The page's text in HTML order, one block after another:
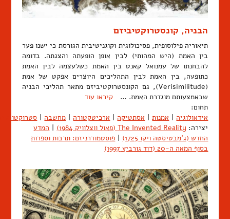
הבניה, קונסטרוקטיביזם
תיאוריה פילוסופית, פסיכולוגית וקוגניטיבית הגורסת כי ישנו פער
בין האמת (היש המהותי) לבין אופן הופעתה והצגתה. בדומה
להבחנתו של עמנואל קאנט בין האמת כשלעצמה לבין האמת
כתופעה, בין האמת לבין התהליכים היוצרים אפקט של אמת
(Verisimilitude), גם הקונסטרוקטיביזם מתאר תהליכי הבניה
שבאמצעותם מוגדרת האמת. … קיראו עוד
תחום:
אידאולוגיה
אמנות אסתטיקה ארכיטקטורה מחשבה
יצירה: The Invented Reality (פאול ווצלוויק 1984)
המדע
החדש (ג'מבטיסטה ויקו 1725)
פוסטמודרניזם: תרבות וספרות
בסוף המאה ה-20 (דוד גורביץ 1997)